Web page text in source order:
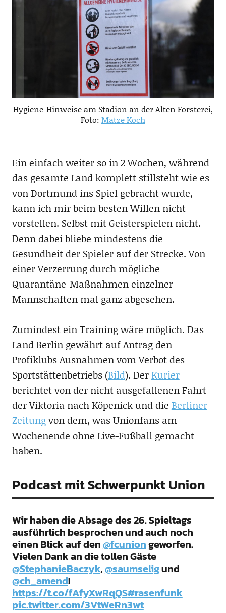
Hygiene-Hinweise am Stadion an der Alten Försterei,
Foto: Matze Koch
Ein einfach weiter so in 2 Wochen, während
das gesamte Land komplett stillsteht wie es
von Dortmund ins Spiel gebracht wurde,
kann ich mir beim besten Willen nicht
vorstellen. Selbst mit Geisterspielen nicht.
Denn dabei bliebe mindestens die
Gesundheit der Spieler auf der Strecke. Von
einer Verzerrung durch mögliche
Quarantäne-Maßnahmen einzelner
Mannschaften mal ganz abgesehen.
Zumindest ein Training wäre möglich. Das
Land Berlin gewährt auf Antrag den
Profiklubs Ausnahmen vom Verbot des
Sportstättenbetriebs (Bild). DerKurier
berichtet von der nicht ausgefallenen Fahrt
der Viktoria nach Köpenick und die Berliner
Zeitungvon dem, was Unionfans am
Wochenende ohne Live-Fußball gemacht
haben.
Podcast mit Schwerpunkt Union
Wir haben die Absage des 26. Spieltags
ausführlich besprochen und auch noch
einen Blick auf den@fcuniongeworfen.
Vielen Dank an die tollen Gäste
@StephanieBaczyk,@saumseligund
@ch_amend!
https://t.co/fAfyXwRqQS#rasenfunk
pic.twitter.com/3VtWeRn3wt